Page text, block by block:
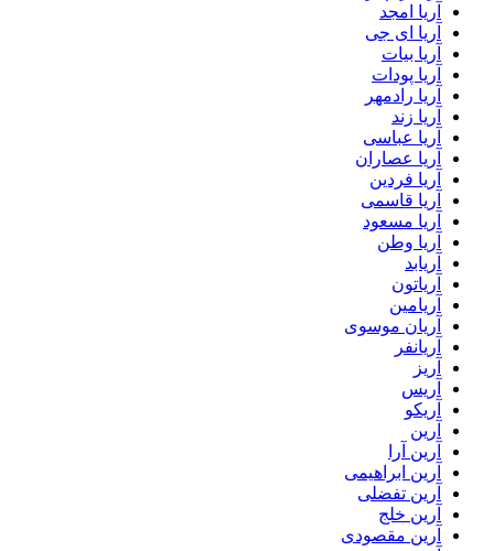
آریا امجد
آریا ای جی
آریا بیات
آریا پودات
آریا رادمهر
آریا زند
آریا عباسی
آریا عصاران
آریا فردین
آریا قاسمی
آریا مسعود
آریا وطن
آریابد
آریاتون
آریامین
آریان موسوی
آریانفر
آریز
آریس
آریکو
آرین
آرین آرا
آرین ابراهیمی
آرین تفضلی
آرین خلج
آرین مقصودی